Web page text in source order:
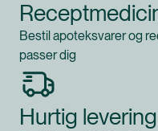
Bestil apoteksvarer og
passer dig
Hurtig levering